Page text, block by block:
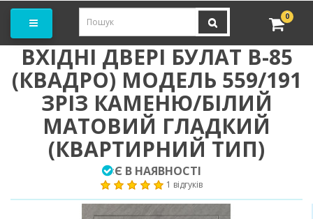
0
ВХІДНІ ДВЕРІ БУЛАТ B-85
(КВАДРО) МОДЕЛЬ 559/191
ЗРІЗ КАМЕНЮ/БІЛИЙ
МАТОВИЙ ГЛАДКИЙ
(КВАРТИРНИЙ ТИП)
:Є В НАЯВНОСТІ
1 відгуків